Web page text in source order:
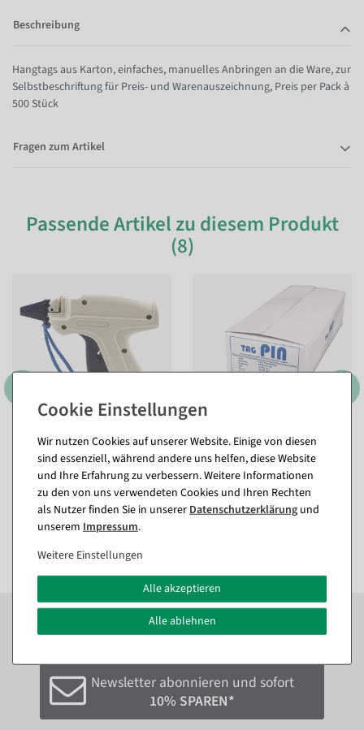
Beschreibung
Hangtags aus Karton, einfaches, manuelles Anbringen an die Ware, zur
Selbstbeschriftung für Preis- und Warenauszeichnung, Preis per Pack à
500 Stück
Fragen zum Artikel
Passende Artikel zu diesem Produkt
(8)
Etikettierpistole Arrow 9 S,
Standard Nadel
Sofort versandfähig.
11,84 €
9,95 EUR zzgl. ges. MwSt.
Heftfäden Standard 40 mm,
5000 Stück
Sofort versandfähig.
10,65 €
Zum Newsletter anmelden und sofort10%bei der
nächsten Bestellung sparen.*
Newsletter abonnieren und sofort
10% SPAREN*
Wir nutzen Cookies auf unserer Website. Einige von diesen
sind essenziell, während andere uns helfen, diese Website
und Ihre Erfahrung zu verbessern. Weitere Informationen
zu den von uns verwendeten Cookies und Ihren Rechten
als Nutzer finden Sie in unsererDaten­schutz­erklärung und
unserem Impressum.
Weitere Einstellungen
Alle akzeptieren
Alle ablehnen